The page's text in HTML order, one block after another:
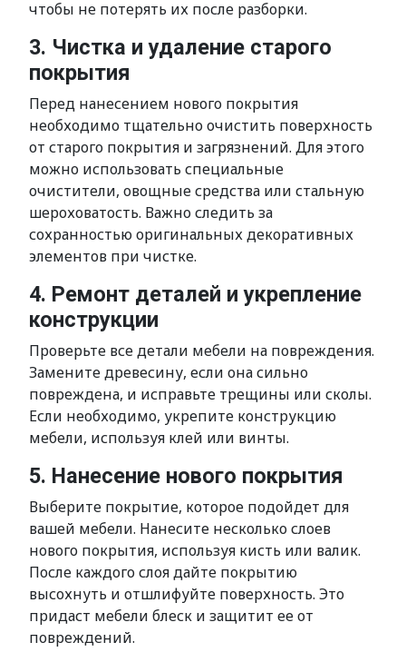
чтобы не потерять их после разборки.
3. Чистка и удаление старого
покрытия
Перед нанесением нового покрытия
необходимо тщательно очистить поверхность
от старого покрытия и загрязнений. Для этого
можно использовать специальные
очистители, овощные средства или стальную
шероховатость. Важно следить за
сохранностью оригинальных декоративных
элементов при чистке.
4. Ремонт деталей и укрепление
конструкции
Проверьте все детали мебели на повреждения.
Замените древесину, если она сильно
повреждена, и исправьте трещины или сколы.
Если необходимо, укрепите конструкцию
мебели, используя клей или винты.
5. Нанесение нового покрытия
Выберите покрытие, которое подойдет для
вашей мебели. Нанесите несколько слоев
нового покрытия, используя кисть или валик.
После каждого слоя дайте покрытию
высохнуть и отшлифуйте поверхность. Это
придаст мебели блеск и защитит ее от
повреждений.